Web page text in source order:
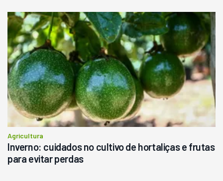
R$ 145.000
Consultar
Agricultura
Inverno: cuidados no cultivo de hortaliças e frutas
para evitar perdas